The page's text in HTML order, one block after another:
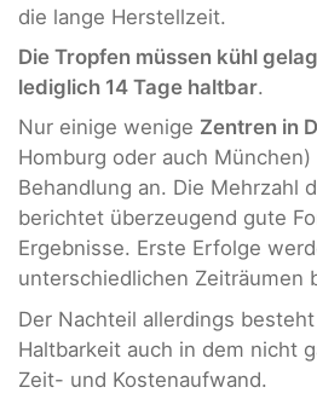
die lange Herstellzeit.
Die Tropfen müssen kühl
lediglich 14 Tage haltbar.
Nur einige wenige Zentren in
Homburg oder auch
Behandlung an. Die Mehrzahl
berichtet überzeugend gute
Ergebnisse. Erste Erfolge
unterschiedlichen Zeiträumen
Der Nachteil allerdings
Haltbarkeit auch in dem nicht
Zeit- und Kostenaufwand.